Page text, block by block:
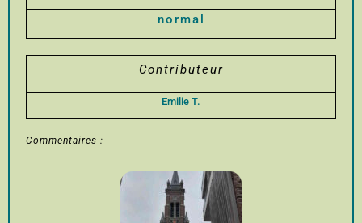
normal
Contributeur
Emilie T.
Commentaires :